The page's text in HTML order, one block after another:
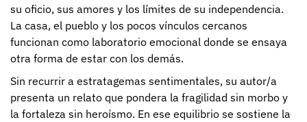
su oficio, sus amores y los límites de su independencia.
La casa, el pueblo y los pocos vínculos cercanos
funcionan como laboratorio emocional donde se ensaya
otra forma de estar con los demás.
Sin recurrir a estratagemas sentimentales, su autor/a
presenta un relato que pondera la fragilidad sin morbo y
la fortaleza sin heroísmo. En ese equilibrio se sostiene la